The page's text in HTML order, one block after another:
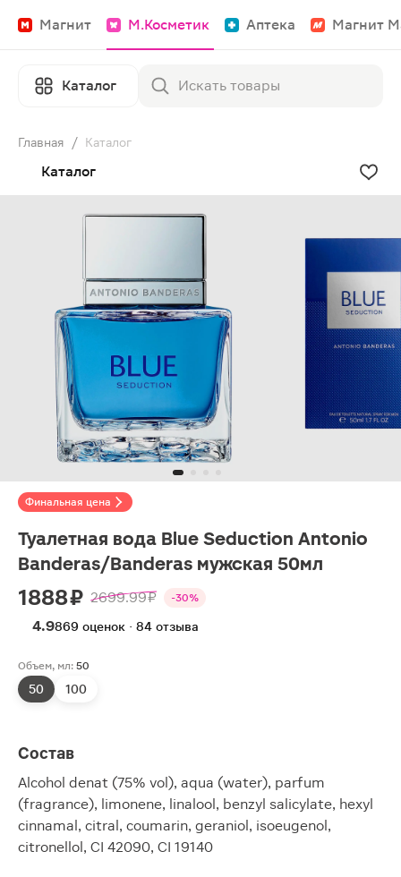
Магнит М.Косметик Аптека Магнит
Каталог
Главная / Каталог
Каталог
Финальная цена
Туалетная вода Blue Seduction Antonio
Banderas/Banderas мужская 50мл
1888 ₽ 2699.99 ₽ -30%
4.9869 оценок · 84 отзыва
Объем, мл: 50
50 100
Состав
Alcohol denat (75% vol), aqua (water), parfum
(fragrance), limonene, linalool, benzyl salicylate, hexyl
cinnamal, citral, coumarin, geraniol, isoeugenol,
citronellol, CI 42090, CI 19140